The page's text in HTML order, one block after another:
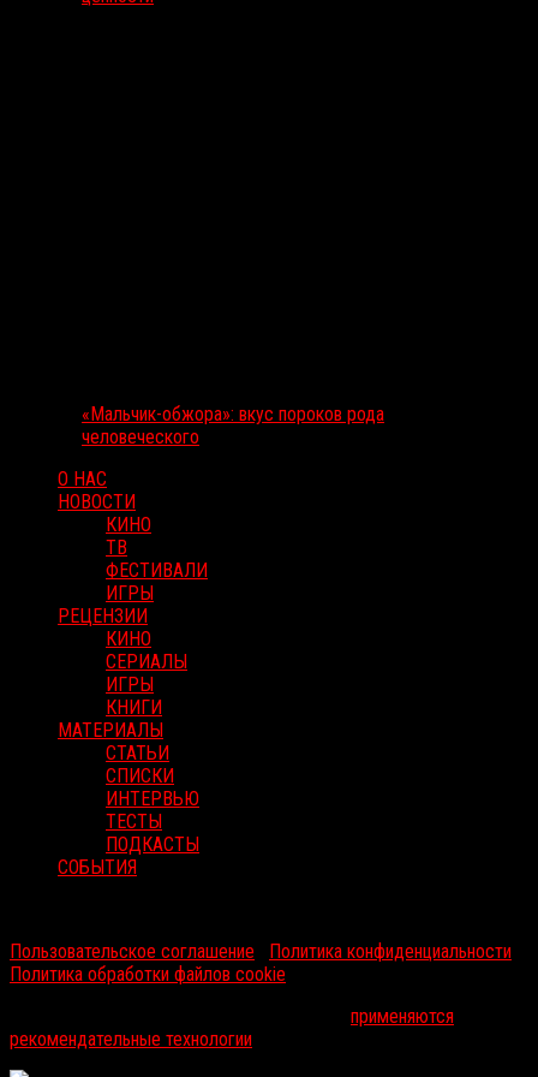
«Мальчик-обжора»: вкус пороков рода
человеческого
О НАС
НОВОСТИ
КИНО
ТВ
ФЕСТИВАЛИ
ИГРЫ
РЕЦЕНЗИИ
КИНО
СЕРИАЛЫ
ИГРЫ
КНИГИ
МАТЕРИАЛЫ
СТАТЬИ
СПИСКИ
ИНТЕРВЬЮ
ТЕСТЫ
ПОДКАСТЫ
СОБЫТИЯ
Пользовательское соглашение
Политика конфиденциальности
Политика обработки файлов cookie
применяются
рекомендательные технологии